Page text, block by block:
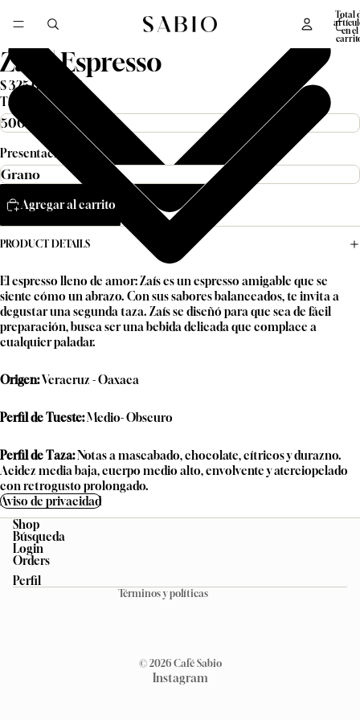
Total
en el
Zaís | Espresso
$ 325.00 MXN
Tamaño
Presentación
Agregar al carrito
PRODUCT DETAILS
El espresso lleno de amor: Zaís es un espresso amigable que se
siente cómo un abrazo. Con sus sabores balanceados, te invita a
degustar una segunda taza. Zaís se diseñó para que sea de fácil
preparación, busca ser una bebida delicada que complace a
cualquier paladar.
Origen:Veracruz - Oaxaca
Perfil de Tueste:Medio- Obscuro
Perfil de Taza:Notas a mascabado, chocolate, cítricos y durazno.
Acidez media baja, cuerpo medio alto, envolvente y aterciopelado
con retrogusto prolongado.
Aviso de privacidad
Shop
Búsqueda
Login
Orders
Perfil
Términos y políticas
© 2026 Café Sabio
Instagram